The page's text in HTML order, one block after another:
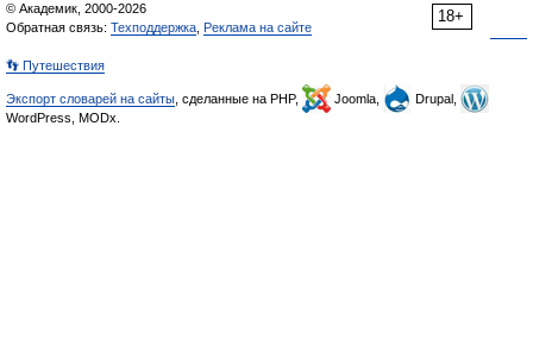
18+
© Академик, 2000-2026
Обратная связь: Техподдержка Реклама на сайте
👣 Путешествия
Экспорт словарей на сайты , сделанные на PHP, Joomla,
Drupal,
WordPress, MODx.